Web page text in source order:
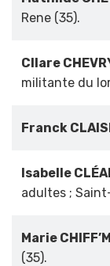
Rene (35).
Cllare
militante du
Franck
Isabelle
adultes ;
Marie
(35).